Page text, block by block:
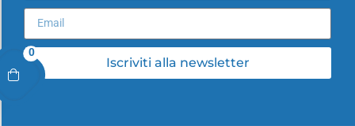
0
Iscriviti alla newsletter